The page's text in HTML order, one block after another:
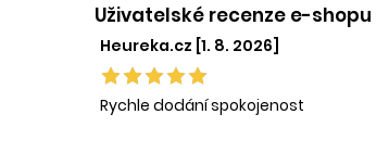
Uživatelské recenze e-shopu
Heureka.cz [1. 8. 2026]
Rychle dodání spokojenost